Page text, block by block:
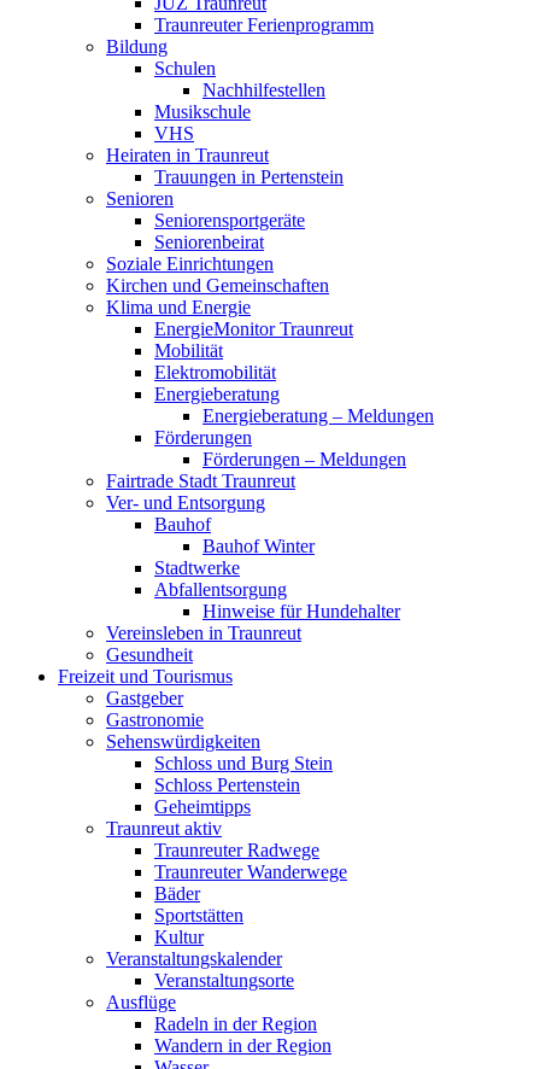
Traunreuter Ferienprogramm
Bildung
Schulen
Nachhilfestellen
Musikschule
VHS
Heiraten in Traunreut
Trauungen in Pertenstein
Senioren
Seniorensportgeräte
Seniorenbeirat
Soziale Einrichtungen
Kirchen und Gemeinschaften
Klima und Energie
EnergieMonitor Traunreut
Mobilität
Elektromobilität
Energieberatung
Energieberatung – Meldungen
Förderungen
Förderungen – Meldungen
Fairtrade Stadt Traunreut
Ver- und Entsorgung
Bauhof
Bauhof Winter
Stadtwerke
Abfallentsorgung
Hinweise für Hundehalter
Vereinsleben in Traunreut
Gesundheit
Freizeit und Tourismus
Gastgeber
Gastronomie
Sehenswürdigkeiten
Schloss und Burg Stein
Schloss Pertenstein
Geheimtipps
Traunreut aktiv
Traunreuter Radwege
Traunreuter Wanderwege
Bäder
Sportstätten
Kultur
Veranstaltungskalender
Veranstaltungsorte
Ausflüge
Radeln in der Region
Wandern in der Region